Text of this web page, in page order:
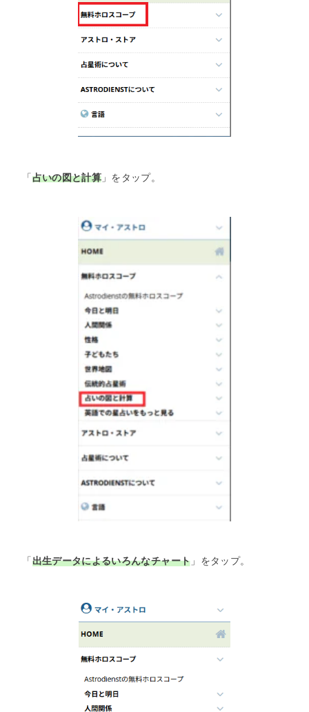
「占いの図と計算 」をタップ。
「出生データによるいろんなチャート 」をタップ。